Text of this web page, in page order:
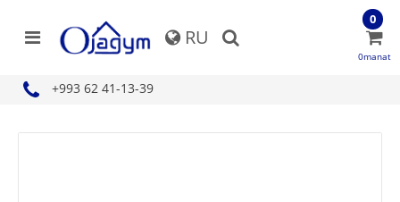
RU
+993 62 41-13-39
0
0manat